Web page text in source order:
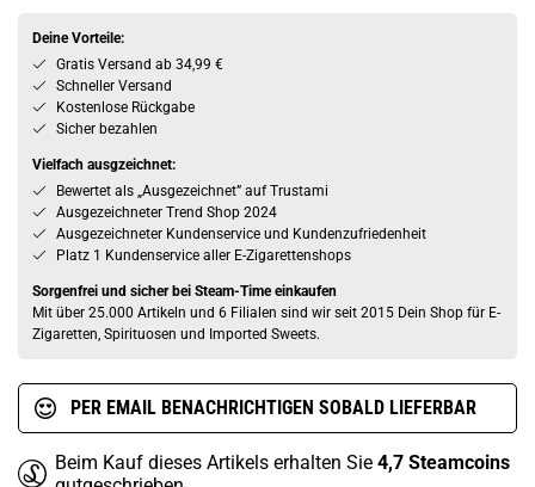
Deine Vorteile:
Gratis Versand ab 34,99 €
Schneller Versand
Kostenlose Rückgabe
Sicher bezahlen
Vielfach ausgzeichnet:
Bewertet als „Ausgezeichnet” auf Trustami
Ausgezeichneter Trend Shop 2024
Ausgezeichneter Kundenservice und Kundenzufriedenheit
Platz 1 Kundenservice aller E-Zigarettenshops
Sorgenfrei und sicher bei Steam-Time einkaufen
Mit über 25.000 Artikeln und 6 Filialen sind wir seit 2015 Dein Shop für E-
Zigaretten, Spirituosen und Imported Sweets.
PER EMAIL BENACHRICHTIGEN SOBALD LIEFERBAR
Beim Kauf dieses Artikels erhalten Sie 4,7 Steamcoins